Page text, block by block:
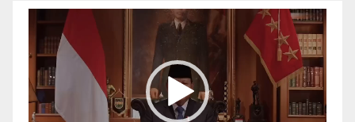
Pemutar
Video